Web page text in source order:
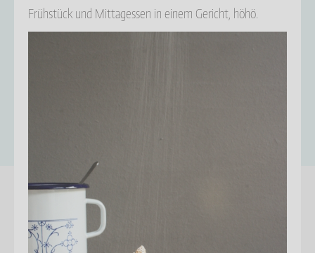
Frühstück und Mittagessen in einem Gericht, höhö.